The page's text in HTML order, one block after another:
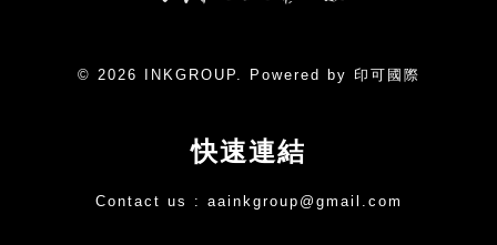
© 2026 INKGROUP. Powered by 印可國際
快速連結
Contact us : aainkgroup@gmail.com